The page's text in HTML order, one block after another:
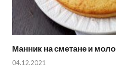
Манник на сметане и
04.12.2021